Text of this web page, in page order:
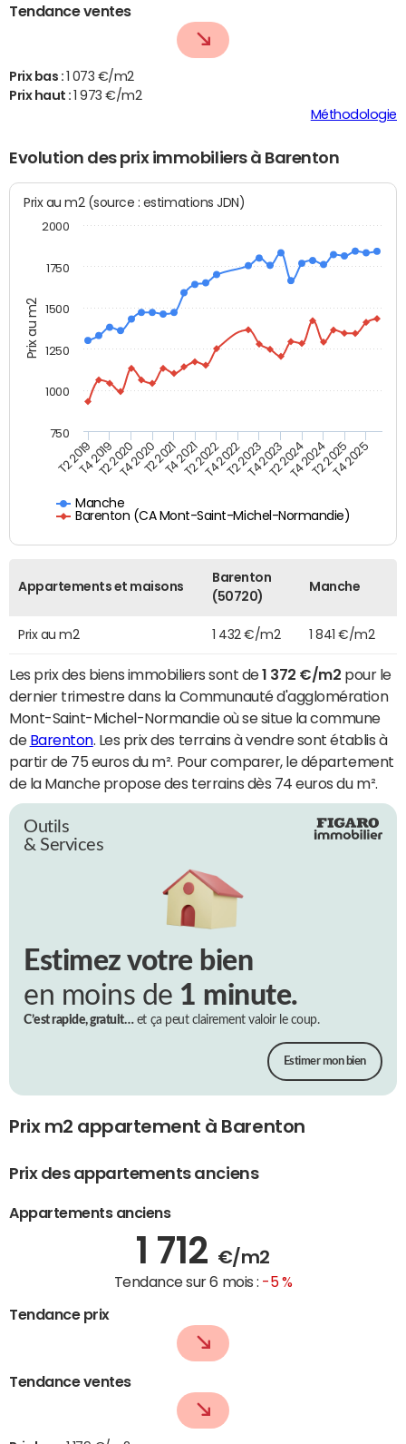
Tendance ventes
Prix bas :
1 073 €/m2
Prix haut :
1 973 €/m2
Méthodologie
Evolution des prix immobiliers à Barenton
Prix au m2
Prix au m2 (source : estimations JDN)
Manche
Barenton (CA Mont-Saint-Michel-Normandie)
T2 2019T4 2019T2 2020T4 2020T2 2021T4 2021T2 2022T4 2022T2 2023T4 2023T2 2024T4 2024T2 2025T4 2025
750
1000
1250
1500
1750
2000
Appartements et maisons
Barenton
(50720)
Manche
Prix au m2 1 432 €/m2 1 841 €/m2
Les prix des biens immobiliers sont de1 372 €/m2 pour le
dernier trimestre dans la Communauté d'agglomération
Mont-Saint-Michel-Normandie où se situe la commune
de Barenton. Les prix des terrains à vendre sont établis à
partir de 75 euros du m². Pour comparer, le département
de la Manche propose des terrains dès 74 euros du m².
Outils
& Services
Estimez votre bien
en moins de 1 minute.
C’est rapide, gratuit…et ça peut clairement valoir le coup.
Estimer mon bien
Prix m2 appartement à Barenton
Prix des appartements anciens
Appartements anciens
1 712 €/m2
Tendance sur 6 mois : -5 %
Tendance prix
Tendance ventes